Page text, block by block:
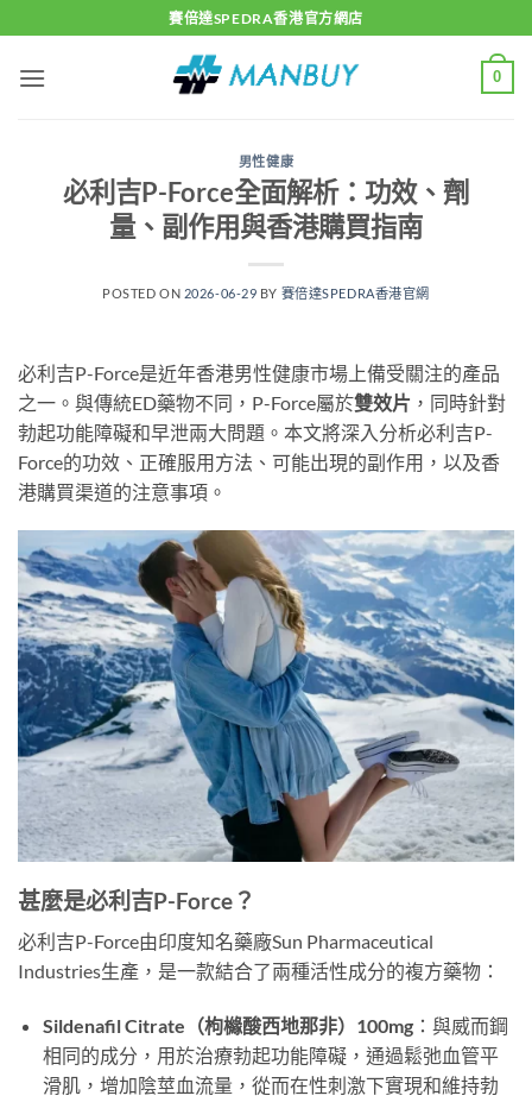
to
content
賽倍達SPEDRA香港官方網店
0
男性健康
必利吉P-Force全面解析：功效、劑
量、副作用與香港購買指南
POSTED ON 2026-06-29 BY 賽倍達SPEDRA香港官網
必利吉P-Force是近年香港男性健康市場上備受關注的產品
之一。與傳統ED藥物不同，P-Force屬於雙效片 ，同時針對
勃起功能障礙和早泄兩大問題。本文將深入分析必利吉P-
Force的功效、正確服用方法、可能出現的副作用，以及香
港購買渠道的注意事項。
甚麼是必利吉P-Force？
必利吉P-Force由印度知名藥廠Sun Pharmaceutical
Industries生產，是一款結合了兩種活性成分的複方藥物：
Sildenafil Citrate（枸櫞酸西地那非）100mg：與威而鋼
相同的成分，用於治療勃起功能障礙，通過鬆弛血管平
滑肌，增加陰莖血流量，從而在性刺激下實現和維持勃